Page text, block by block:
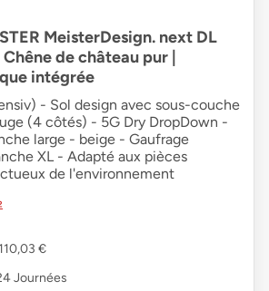
MeisterDesign. next DL
de château pur |
intégrée
- Sol design avec sous-couche
(4 côtés) - 5G Dry DropDown -
large - beige - Gaufrage
XL - Adapté aux pièces
de l'environnement
€
Journées